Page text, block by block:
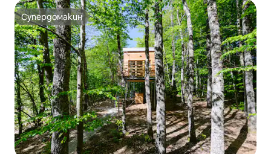
Супердомакин
Супердомакин